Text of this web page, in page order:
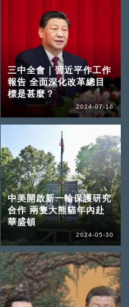
三中全會｜習近平作工作
報告 全面深化改革總目
標是甚麼？
2024-07-16
中美開啟新一輪保護研究
合作 兩隻大熊貓年內赴
華盛頓
2024-05-30